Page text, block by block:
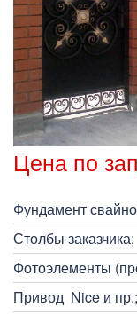
Цена по
Фундамент
Столбы заказчика;
Фотоэлементы
Привод Nice и пр.;